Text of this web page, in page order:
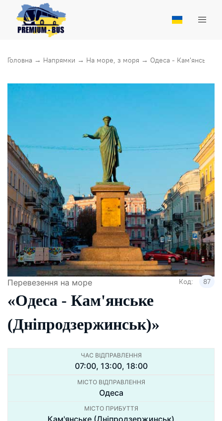
Головна → Напрямки → На море, з моря → Одеса - Кам'янське
Перевезення на море Код: 87
«Одеса - Кам'янське
(Дніпродзержинськ)»
ЧАС ВІДПРАВЛЕННЯ
07:00, 13:00, 18:00
МІСТО ВІДПРАВЛЕННЯ
Одеса
МІСТО ПРИБУТТЯ